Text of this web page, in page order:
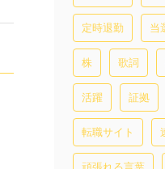
定時退勤 当
株 歌詞
活躍 証拠
転職サイト